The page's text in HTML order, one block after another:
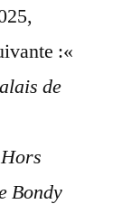
:«
de
Bondy